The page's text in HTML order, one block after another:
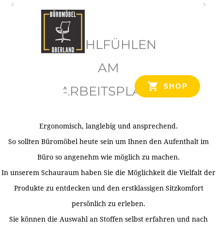
SHOP
WOHLFÜHLEN
AM
ARBEITSPLATZ
Ergonomisch, langlebig und ansprechend.
So sollten Büromöbel heute sein um Ihnen den Aufenthalt im
Büro so angenehm wie möglich zu machen.
In unserem Schauraum haben Sie die Möglichkeit die Vielfalt der
Produkte zu entdecken und den erstklassigen Sitzkomfort
persönlich zu erleben.
Sie können die Auswahl an Stoffen selbst erfahren und nach